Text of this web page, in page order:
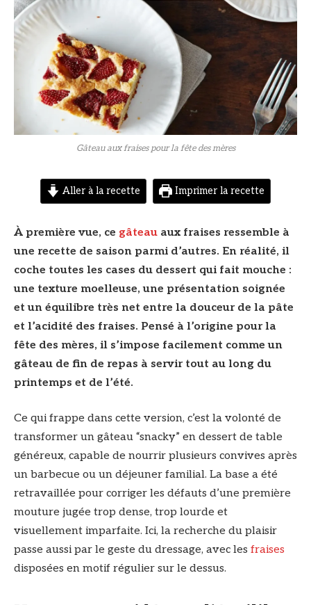
© DR
Gâteau aux fraises pour la fête des mères
Aller à la recette Imprimer la recette
À première vue, ce gâteau aux fraises ressemble à
une recette de saison parmi d’autres. En réalité, il
coche toutes les cases du dessert qui fait mouche :
une texture moelleuse, une présentation soignée
et un équilibre très net entre la douceur de la pâte
et l’acidité des fraises. Pensé à l’origine pour la
fête des mères, il s’impose facilement comme un
gâteau de fin de repas à servir tout au long du
printemps et de l’été.
Ce qui frappe dans cette version, c’est la volonté de
transformer un gâteau “snacky” en dessert de table
généreux, capable de nourrir plusieurs convives après
un barbecue ou un déjeuner familial. La base a été
retravaillée pour corriger les défauts d’une première
mouture jugée trop dense, trop lourde et
visuellement imparfaite. Ici, la recherche du plaisir
passe aussi par le geste du dressage, avec les fraises
disposées en motif régulier sur le dessus.